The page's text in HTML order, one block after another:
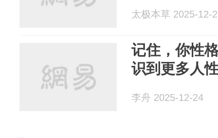
太极本草 2025-12-
记住，你性
识到更多人
李舟 2025-12-24